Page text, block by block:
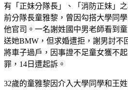
有「正妹分隊長」、「消防正妹」
前分隊長童雅黎，曾因勾搭大學同
他官司。一名謝姓國中男老師看到
送她BMW，但求婚遭拒，謝男討不
將車子過戶，因事證不足童女獲不
罪，14日遭起訴。
32歲的童雅黎因介入大學同學和王